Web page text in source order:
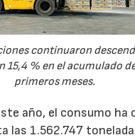
continuaron
15,4 % en el acumulado
primeros meses.
año, el consumo ha
las 1.562.747